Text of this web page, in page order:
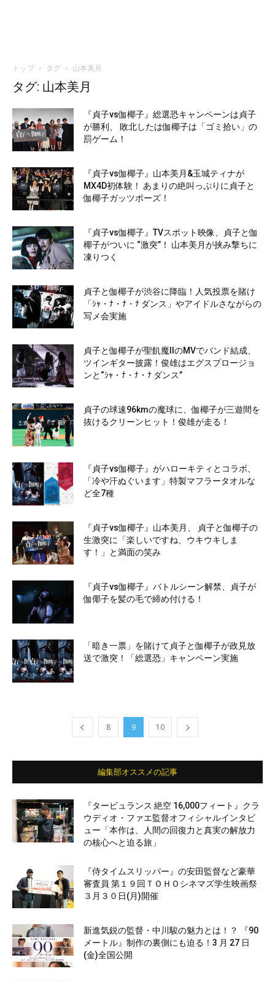
トップ タグ 山本美月
タグ: 山本美月
『貞子vs伽椰子』総選恐キャンペーンは貞子
が勝利、 敗北したは伽椰子は「ゴミ拾い」の
罰ゲーム！
『貞子vs伽椰子』山本美月&玉城ティナが
MX4D初体験！ あまりの絶叫っぷりに貞子と
伽椰子ガッツポーズ！
『貞子vs伽椰子』TVスポット映像、貞子と伽
椰子がついに “激突”！ 山本美月が挟み撃ちに
凍りつく
貞子と伽椰子が渋谷に降臨！人気投票を賭け
「ｼｬ・ﾅ・ﾅ・ﾅ ダンス」やアイドルさながらの
写メ会実施
貞子と伽椰子が聖飢魔IIのMVでバンド結成、
ツインギター披露！俊雄はエグスプロージョ
ンと“ｼｬ・ﾅ・ﾅ・ﾅ ダンス”
貞子の球速96kmの魔球に、伽椰子が三遊間を
抜けるクリーンヒット！俊雄が走る！
『貞子vs伽椰子』がハローキティとコラボ、
「冷や汗ぬぐいます」特製マフラータオルな
ど全7種
『貞子vs伽椰子』山本美月、 貞子と伽椰子の
生激突に「楽しいですね、ウキウキしま
す！」と満面の笑み
『貞子vs伽椰子』バトルシーン解禁、貞子が
伽倻子を髪の毛で締め付ける！
「暗き一票」を賭けて貞子と伽椰子が政見放
送で激突！「総選恐」キャンペーン実施
8 9 10
編集部オススメの記事
『タービュランス 絶空 16,000フィート』クラ
ウディオ・ファエ監督オフィシャルインタビ
ュー「本作は、人間の回復力と真実の解放力
の核心へと迫る旅」
『侍タイムスリッパー』の安田監督など豪華
審査員 第１９回ＴＯＨＯシネマズ学生映画祭
３月３０日(月)開催
新進気鋭の監督・中川駿の魅力とは！？ 『90
メートル』制作の裏側にも迫る！3 月 27 日
(金)全国公開